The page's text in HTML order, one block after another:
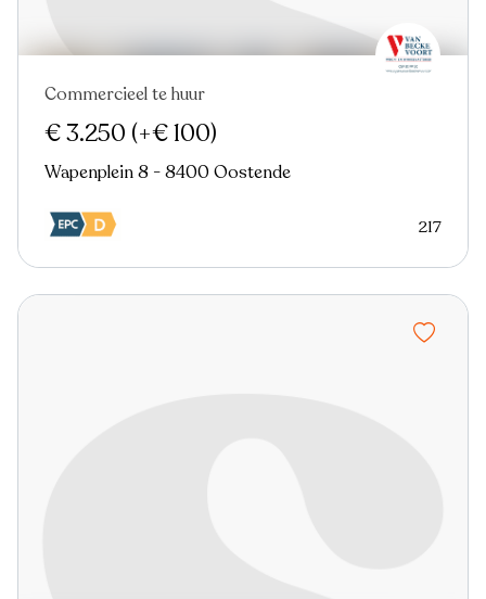
Nieuw
Commercieel te huur
€ 3.250 (+€ 100)
Wapenplein 8 - 8400 Oostende
217